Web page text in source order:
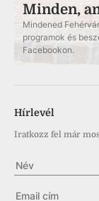
Minden,
Mindened
programok és
Facebookon.
Hírlevél
Iratkozz fel már